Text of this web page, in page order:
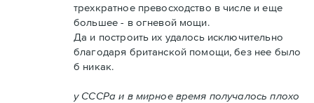
трехкратное превосходство в числе и еще
большее - в огневой мощи.
Да и построить их удалось исключительно
благодаря британской помощи, без нее было
б никак.
у СССРа и в мирное время получалось плохо